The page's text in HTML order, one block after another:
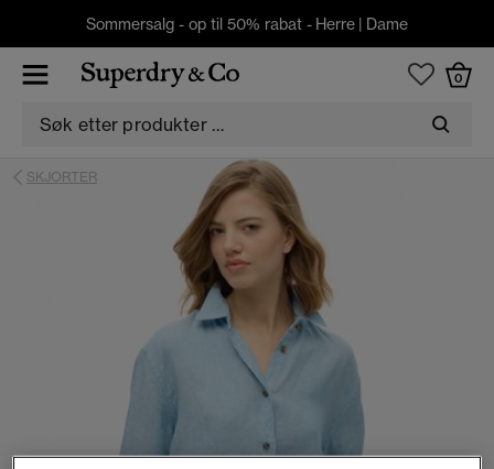
Sommersalg - op til 50% rabat - Herre | Dame
0
SKJORTER